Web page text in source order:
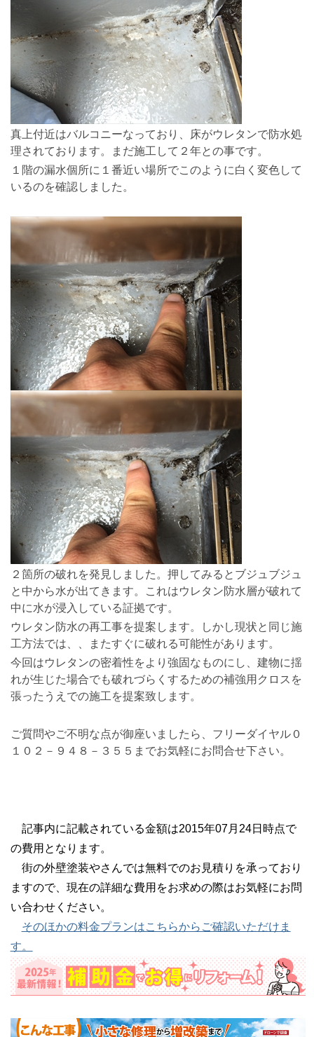
真上付近はバルコニーなっており、床がウレタンで防水処
理されております。まだ施工して２年との事です。
１階の漏水個所に１番近い場所でこのように白く変色して
いるのを確認しました。
２箇所の破れを発見しました。押してみるとブジュブジュ
と中から水が出てきます。これはウレタン防水層が破れて
中に水が浸入している証拠です。
ウレタン防水の再工事を提案します。しかし現状と同じ施
工方法では、、またすぐに破れる可能性があります。
今回はウレタンの密着性をより強固なものにし、建物に揺
れが生じた場合でも破れづらくするための補強用クロスを
張ったうえでの施工を提案致します。
ご質問やご不明な点が御座いましたら、フリーダイヤル０
１０２－９４８－３５５までお気軽にお問合せ下さい。
記事内に記載されている金額は2015年07月24日時点で
の費用となります。
街の外壁塗装やさんでは無料でのお見積りを承っており
ますので、現在の詳細な費用をお求めの際はお気軽にお問
い合わせください。
そのほかの料金プランはこちらからご確認いただけま
す。